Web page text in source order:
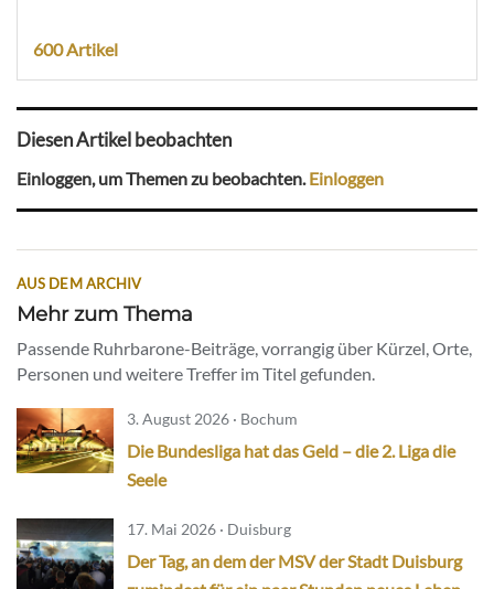
600 Artikel
Diesen Artikel beobachten
Einloggen, um Themen zu beobachten.Einloggen
AUS DEM ARCHIV
Mehr zum Thema
Passende Ruhrbarone-Beiträge, vorrangig über Kürzel, Orte,
Personen und weitere Treffer im Titel gefunden.
3. August 2026 · Bochum
Die Bundesliga hat das Geld – die 2. Liga die
Seele
17. Mai 2026 · Duisburg
Der Tag, an dem der MSV der Stadt Duisburg